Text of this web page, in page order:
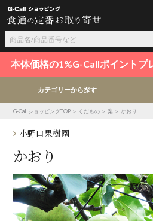
本体価格の1%G-Callポイントプ
カテゴリーから探す
G-CallショッピングTOP ＞ くだもの ＞梨 ＞ かおり
小野口果樹園
かおり